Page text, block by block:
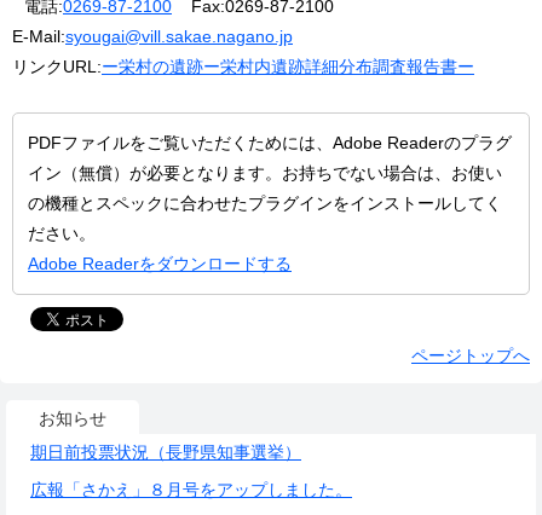
電話:0269-87-2100 Fax:0269-87-2100
E-Mail:syougai@vill.sakae.nagano.jp
リンクURL:ー栄村の遺跡ー栄村内遺跡詳細分布調査報告書ー
PDFファイルをご覧いただくためには、Adobe Readerのプラグ
イン（無償）が必要となります。お持ちでない場合は、お使い
の機種とスペックに合わせたプラグインをインストールしてく
ださい。
Adobe Readerをダウンロードする
ページトップへ
お知らせ
期日前投票状況（長野県知事選挙）
広報「さかえ」８月号をアップしました。